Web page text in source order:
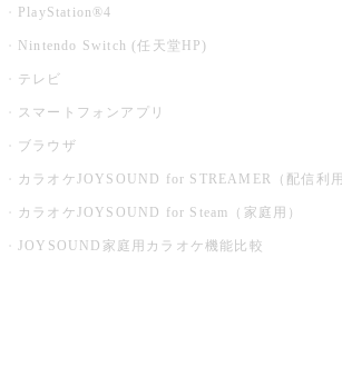
PlayStation®4
Nintendo Switch (任天堂HP)
テレビ
スマートフォンアプリ
ブラウザ
カラオケJOYSOUND for STREAMER（配信利用
カラオケJOYSOUND for Steam（家庭用）
JOYSOUND家庭用カラオケ機能比較